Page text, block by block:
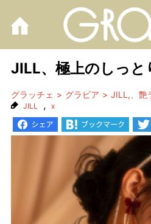
JILL、極上のしっと
グラッチェ グラビア JILL,、艶
JILL , x